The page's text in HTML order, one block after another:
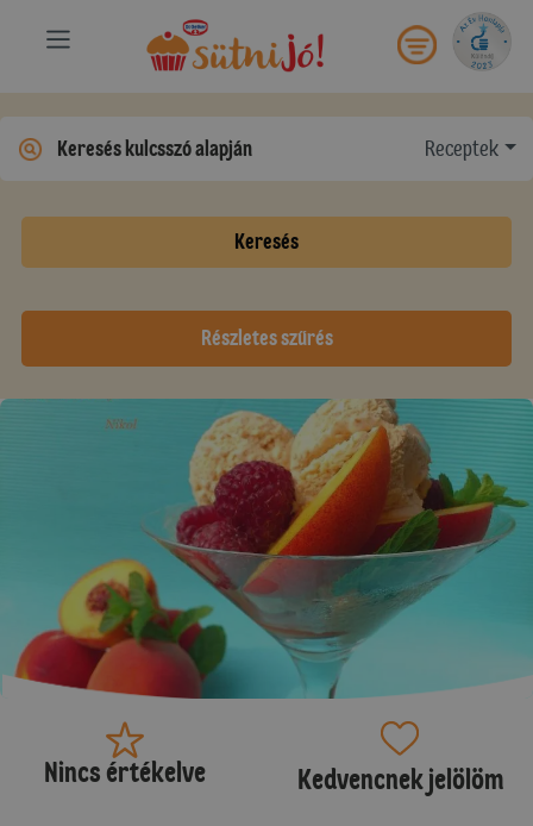
Receptek
Keresés
Részletes szűrés
Nincs értékelve Kedvencnek jelölöm